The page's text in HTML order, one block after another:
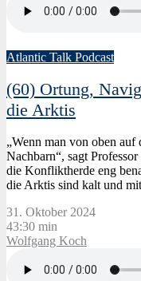
Atlantic Talk Podcast
(60) Ortung,
die Arktis
„Wenn man von oben auf
Nachbarn“, sagt
die Konfliktherde eng
die Arktis sind kalt und
31. Oktober 2024
43:30 min
Wolfgang Koch